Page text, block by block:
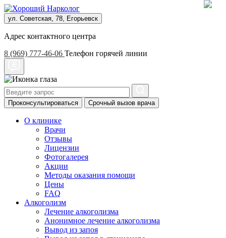
ул. Советская, 78, Егорьевск
Адрес контактного центра
8 (969) 777-46-06 Телефон горячей линии
Проконсультироваться Срочный вызов врача
О клинике
Врачи
Отзывы
Лицензии
Фотогалерея
Акции
Методы оказания помощи
Цены
FAQ
Алкоголизм
Лечение алкоголизма
Анонимное лечение алкоголизма
Вывод из запоя